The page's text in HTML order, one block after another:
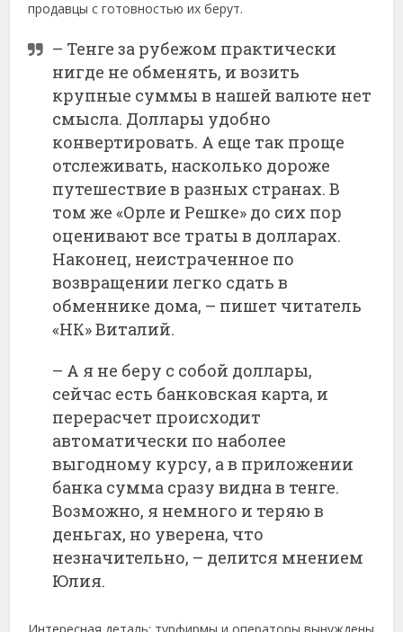
продавцы с готовностью их берут.
– Тенге за рубежом практически
нигде не обменять, и возить
крупные суммы в нашей валюте нет
смысла. Доллары удобно
конвертировать. А еще так проще
отслеживать, насколько дороже
путешествие в разных странах. В
том же «Орле и Решке» до сих пор
оценивают все траты в долларах.
Наконец, неистраченное по
возвращении легко сдать в
обменнике дома, – пишет читатель
«НК» Виталий.
– А я не беру с собой доллары,
сейчас есть банковская карта, и
перерасчет происходит
автоматически по наболее
выгодному курсу, а в приложении
банка сумма сразу видна в тенге.
Возможно, я немного и теряю в
деньгах, но уверена, что
незначительно, – делится мнением
Юлия.